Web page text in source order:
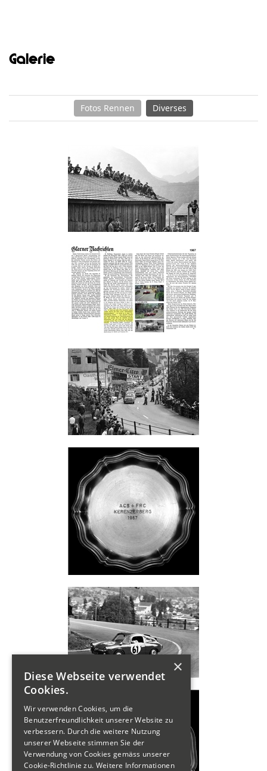
Galerie
Fotos Rennen Diverses
×
Diese Webseite verwendet
Cookies.
Wir verwenden Cookies, um die
Benutzerfreundlichkeit unserer Website zu
verbessern. Durch die weitere Nutzung
unserer Webseite stimmen Sie der
Verwendung von Cookies gemäss unserer
Cookie-Richtlinie zu. Weitere Informationen